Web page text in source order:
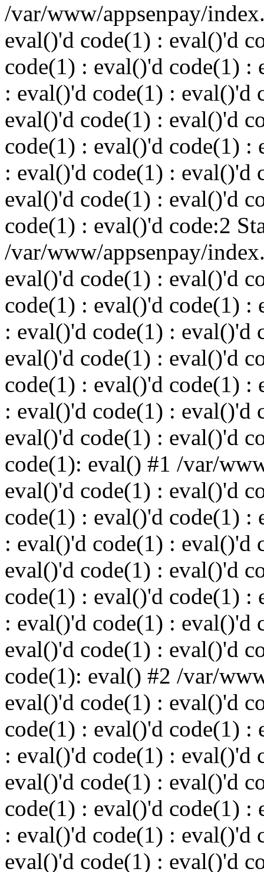
/var/www/appsenpay/
eval()'d code(1) : eval()'d
code(1) : eval()'d code(1) :
: eval()'d code(1) : eval()'d
eval()'d code(1) : eval()'d
code(1) : eval()'d code(1) :
: eval()'d code(1) : eval()'d
eval()'d code(1) : eval()'d
code(1) : eval()'d code:2
/var/www/appsenpay/
eval()'d code(1) : eval()'d
code(1) : eval()'d code(1) :
: eval()'d code(1) : eval()'d
eval()'d code(1) : eval()'d
code(1) : eval()'d code(1) :
: eval()'d code(1) : eval()'d
eval()'d code(1) : eval()'d
code(1): eval() #1 /var/
eval()'d code(1) : eval()'d
code(1) : eval()'d code(1) :
: eval()'d code(1) : eval()'d
eval()'d code(1) : eval()'d
code(1) : eval()'d code(1) :
: eval()'d code(1) : eval()'d
eval()'d code(1) : eval()'d
code(1): eval() #2 /var/
eval()'d code(1) : eval()'d
code(1) : eval()'d code(1) :
: eval()'d code(1) : eval()'d
eval()'d code(1) : eval()'d
code(1) : eval()'d code(1) :
: eval()'d code(1) : eval()'d
eval()'d code(1) : eval()'d